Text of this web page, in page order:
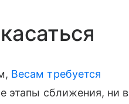
Весам требуется
этапы сближения, ни в